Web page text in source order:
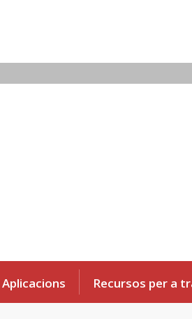
Aplicacions Recursos per a